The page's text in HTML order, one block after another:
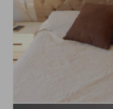
Influencer: